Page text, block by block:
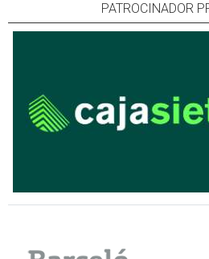
PATROCINADOR